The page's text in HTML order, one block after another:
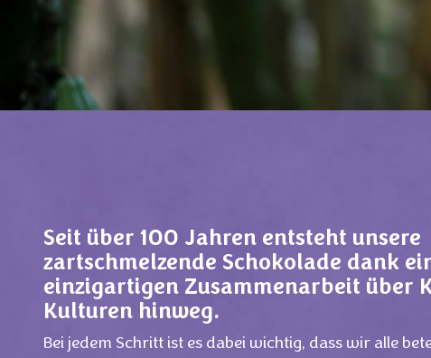
Seit über 100 Jahren entsteht unsere
zartschmelzende Schokolade dank
einzigartigen Zusammenarbeit über
Kulturen hinweg.
Bei jedem Schritt ist es dabei wichtig, dass wir alle